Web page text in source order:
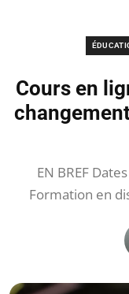
Cours en
EN BREF
Formation en